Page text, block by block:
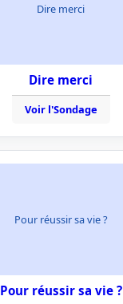
Dire merci
Dire merci
Voir l'Sondage
Pour réussir sa vie ?
Pour réussir sa vie ?